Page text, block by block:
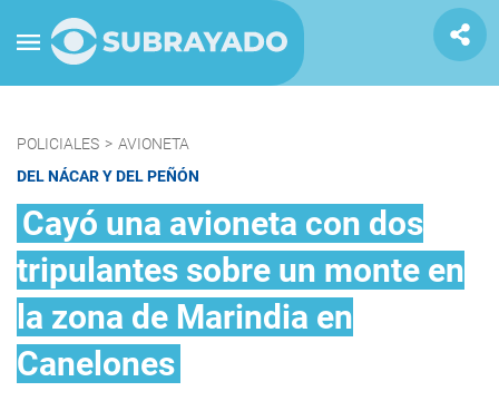
POLICIALES > AVIONETA
DEL NÁCAR Y DEL PEÑÓN
Cayó una avioneta con dos
tripulantes sobre un monte en
la zona de Marindia en
Canelones